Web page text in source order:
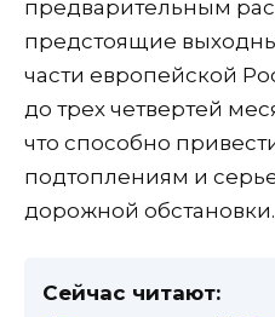
предварительным
предстоящие
части европейской
до трех четвертей
что способно
подтоплениям и
дорожной обстановки.
Сейчас читают: